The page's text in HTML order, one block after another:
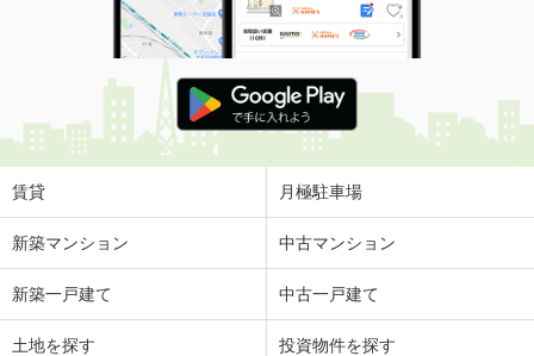
賃貸 月極駐車場
新築マンション 中古マンション
新築一戸建て 中古一戸建て
土地を探す 投資物件を探す